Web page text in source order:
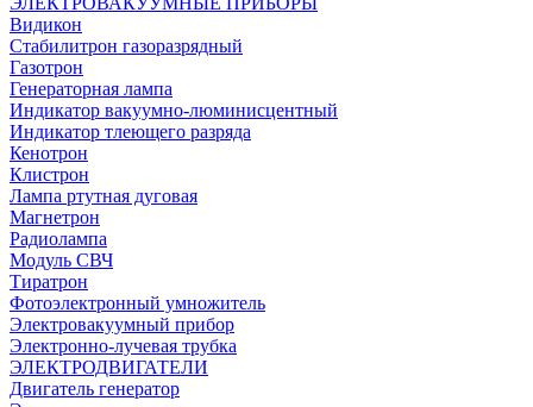
Видикон
Стабилитрон газоразрядный
Газотрон
Генераторная лампа
Индикатор вакуумно-люминисцентный
Индикатор тлеющего разряда
Кенотрон
Клистрон
Лампа ртутная дуговая
Магнетрон
Радиолампа
Модуль СВЧ
Тиратрон
Фотоэлектронный умножитель
Электровакуумный прибор
Электронно-лучевая трубка
ЭЛЕКТРОДВИГАТЕЛИ
Двигатель генератор